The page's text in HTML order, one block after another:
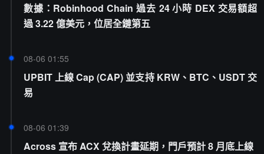
數據：Robinhood Chain 過去 24 小時 DEX 交易額超
過 3.22 億美元，位居全鏈第五
08-06 01:55
UPBIT 上線 Cap (CAP) 並支持 KRW、BTC、USDT 交
易
08-06 01:39
Across 宣布 ACX 兌換計畫延期，門戶預計 8 月底上線